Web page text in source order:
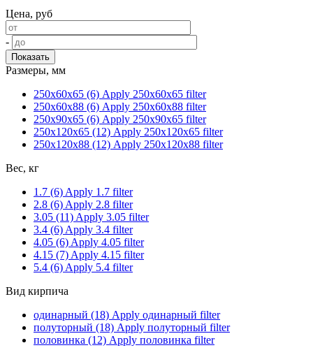
Цена, руб
-
Размеры, мм
250х60х65 (6) Apply 250х60х65 filter
250х60х88 (6) Apply 250х60х88 filter
250х90х65 (6) Apply 250х90х65 filter
250х120х65 (12) Apply 250х120х65 filter
250х120х88 (12) Apply 250х120х88 filter
Вес, кг
1.7 (6) Apply 1.7 filter
2.8 (6) Apply 2.8 filter
3.05 (11) Apply 3.05 filter
3.4 (6) Apply 3.4 filter
4.05 (6) Apply 4.05 filter
4.15 (7) Apply 4.15 filter
5.4 (6) Apply 5.4 filter
Вид кирпича
одинарный (18) Apply одинарный filter
полуторный (18) Apply полуторный filter
половинка (12) Apply половинка filter